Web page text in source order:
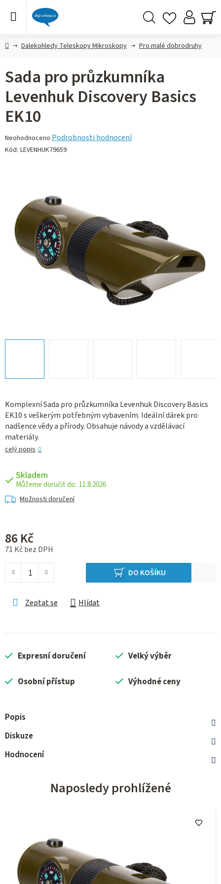
DomůDalekohledy Teleskopy Mikroskopy Pro malé dobrodruhy
Komplexní Sada pro průzkumníka Levenhuk Discovery Basics
EK10 s veškerým potřebným vybavením. Ideální dárek pro
nadšence vědy a přírody. Obsahuje návody a vzdělávací
materiály.
celý popis
Skladem
11.8.2026
Možnosti doručení
86 Kč
71 Kč bez DPH
DO KOŠÍKU
Zeptat se Hlídat
Sada pro průzkumníka
Levenhuk Discovery Basics
EK10
Průměrné
hodnocení
hvězdiček.
Neohodnoceno Podrobnosti hodnocení
Kód: LEVENHUK79659
Expresní doručení Velký výběr
Osobní přístup Výhodné ceny
Popis
Diskuze
Hodnocení
Naposledy prohlížené